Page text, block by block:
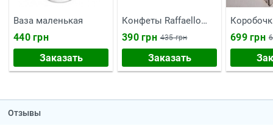
Ваза маленькая
440 грн
Заказать
Конфеты Raffaello
390 грн 435 грн
Заказать
699 грн
Отзывы